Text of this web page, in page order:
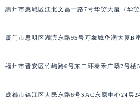
惠州市惠城区江北文昌一路7号华贸大厦（华
厦门市思明区湖滨东路95号万象城华润大厦B
福州市晋安区竹屿路6号东二环泰禾广场2号楼
成都市锦江区人民东路6号SAC东原中心24层